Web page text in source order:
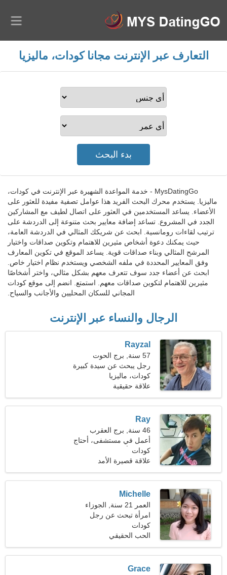
التعارف عبر الإنترنت مجانا كودات، ماليزيا
MysDatingGo - خدمة المواعدة الشهيرة عبر الإنترنت في كودات،
ماليزيا. يستخدم محرك البحث الفريد هذا عوامل تصفية مفيدة للعثور على
الأعضاء. يساعد المستخدمين في العثور على اتصال لطيف مع المشاركين
الجدد في المشروع. تساعد إضافة معايير بحث متنوعة إلى الدردشة على
ترتيب لقاءات رومانسية. ابحث عن شريكك المثالي في الدردشة العامة،
حيث يمكنك دعوة أشخاص مثيرين للاهتمام وتكوين صداقات واختيار
المرشح المثالي وبناء صداقات قوية. يساعد الموقع في تكوين المعارف
وفق المعايير المحددة في ملفه الشخصي ويستخدم نظام اختيار خاص.
ابحث عن أعضاء جدد سوف تتعرف معهم بشكل مثالي، واختر أشخاصًا
مثيرين للاهتمام لتكوين صداقات معهم. استمتع. انضم إلى موقع كودات
المجاني للسكان المحليين والأجانب والسياح.
الرجال والنساء عبر الإنترنت
Rayzal
57 سنة, برج الحوت
رجل يبحث عن سيدة كبيرة
كودات، ماليزيا
علاقة حقيقية
Ray
46 سنة, برج العقرب
أعمل في مستشفى، أحتاج
إلى امرأة مثالية
كودات
علاقة قصيرة الأمد
Michelle
العمر 21 سنة, الجوزاء
امرأة تبحث عن رجل
كودات
الحب الحقيقي
Grace